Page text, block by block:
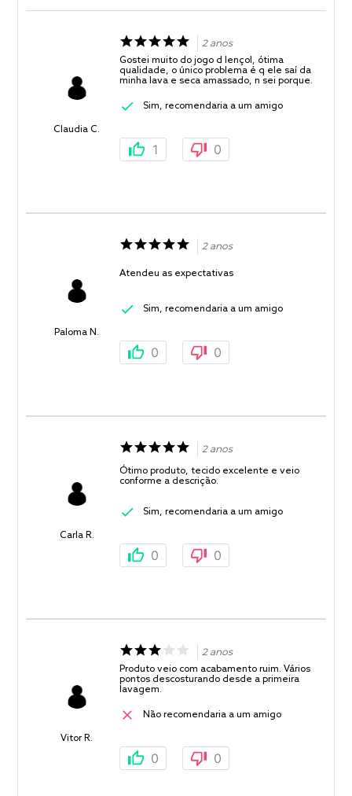
Claudia C.
2 anos
Gostei muito do jogo d lençol, ótima
qualidade, o único problema é q ele saí da
minha lava e seca amassado, n sei porque.
Sim, recomendaria a um amigo
1 0
Paloma N.
2 anos
Atendeu as expectativas
Sim, recomendaria a um amigo
0 0
Carla R.
2 anos
Ótimo produto, tecido excelente e veio
conforme a descrição.
Sim, recomendaria a um amigo
0 0
Vitor R.
2 anos
Produto veio com acabamento ruim. Vários
pontos descosturando desde a primeira
lavagem.
Não recomendaria a um amigo
0 0